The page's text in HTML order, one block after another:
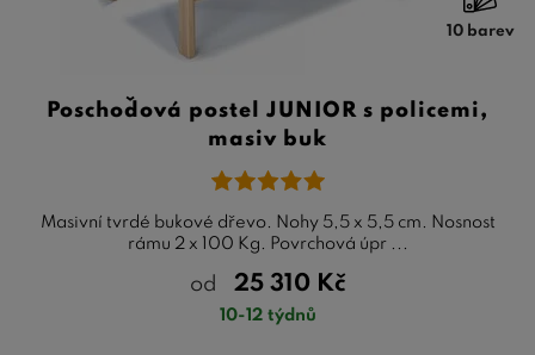
10 barev
Poschoďová postel JUNIOR s policemi,
masiv buk
Masivní tvrdé bukové dřevo. Nohy 5,5 x 5,5 cm. Nosnost
rámu 2 x 100 Kg. Povrchová úpr ...
od 25 310 Kč
10-12 týdnů